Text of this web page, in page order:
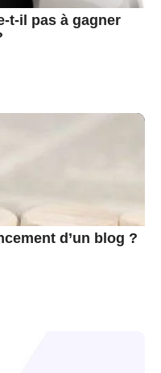
t-il pas à gagner
d’un blog ?